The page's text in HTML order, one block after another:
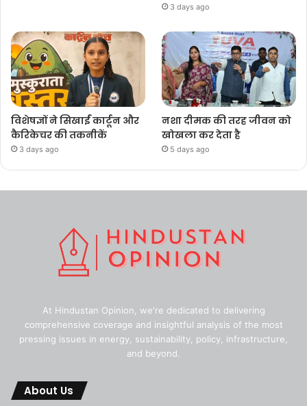
3 days ago
विशेषज्ञों ने सिखाईं कार्टून और
कैरिकेचर की तकनीकें
3 days ago
नशा दीमक की तरह जीवन को
खोखला कर देता है
5 days ago
At Hindustan Opinion, we're dedicated to delivering
comprehensive coverage and insightful analysis of the most
pressing issues in energy, sustainability, policy, infrastructure,
and beyond.
About Us